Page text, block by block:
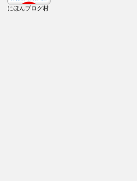
にほんブログ村